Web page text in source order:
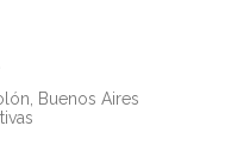
Buenos Aires